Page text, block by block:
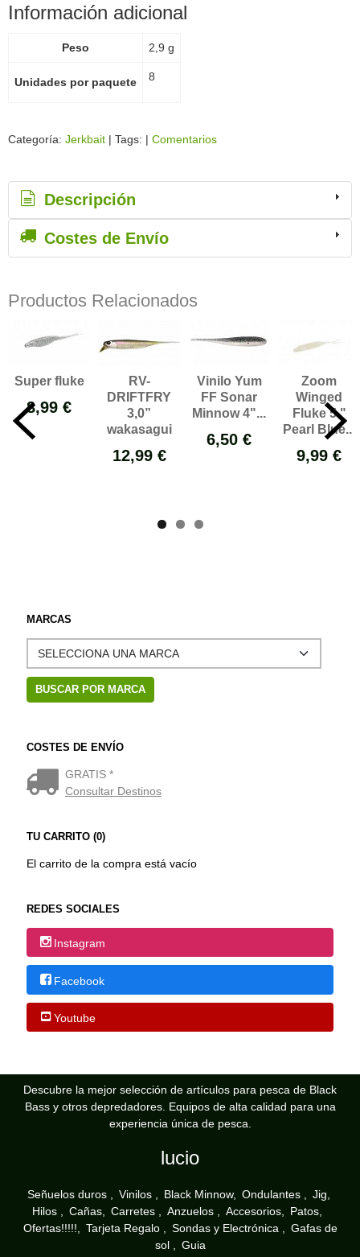
MARCAS
COSTES DE ENVÍO
GRATIS *
Consultar Destinos
TU CARRITO (0)
El carrito de la compra está vacío
REDES SOCIALES
Instagram
Facebook
Youtube
Información adicional
Peso 2,9 g
Unidades por paquete 8
Categoría: Jerkbait | Tags: | Comentarios
Descripción
Costes de Envío
Productos Relacionados
Super fluke
8,99 €
RV-
DRIFTFRY
3,0”
wakasagui
12,99 €
Vinilo Yum
FF Sonar
Minnow 4"...
6,50 €
Zoom
Winged
Fluke 5 "
Pearl Blue...
9,99 €
Descubre la mejor selección de artículos para pesca de Black
Bass y otros depredadores. Equipos de alta calidad para una
experiencia única de pesca.
lucio
Señuelos duros Vinilos Black Minnow Ondulantes
Jig
Hilos
Cañas Carretes Anzuelos Accesorios
Patos
Ofertas!!!!!
Tarjeta Regalo Sondas y Electrónica
Gafas de
sol
Guia